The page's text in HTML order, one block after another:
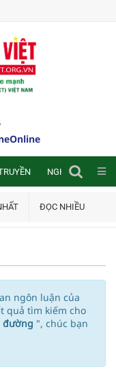
NGHIÊN CỨU
ĐỌC NHIỀU
ngôn luận của
quả tìm kiếm cho
đường ", chúc bạn